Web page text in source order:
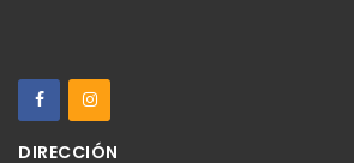
DIRECCIÓN